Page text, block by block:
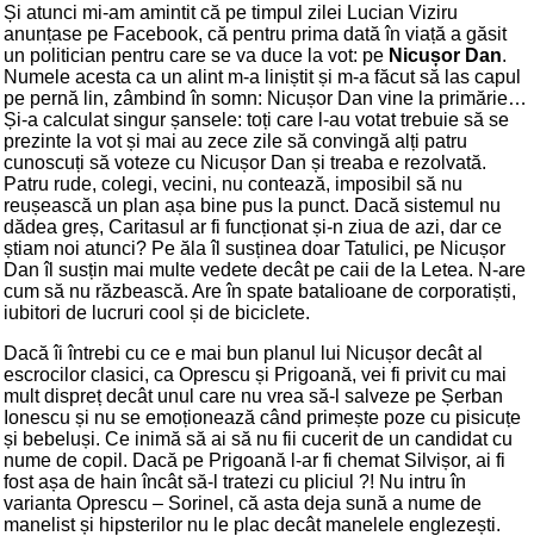
Și atunci mi-am amintit că pe timpul zilei Lucian Viziru
anunțase pe Facebook, că pentru prima dată în viață a găsit
un politician pentru care se va duce la vot: pe Nicușor Dan.
Numele acesta ca un alint m-a liniștit și m-a făcut să las capul
pe pernă lin, zâmbind în somn: Nicușor Dan vine la primărie…
Și-a calculat singur șansele: toți care l-au votat trebuie să se
prezinte la vot și mai au zece zile să convingă alți patru
cunoscuți să voteze cu Nicușor Dan și treaba e rezolvată.
Patru rude, colegi, vecini, nu contează, imposibil să nu
reușească un plan așa bine pus la punct. Dacă sistemul nu
dădea greș, Caritasul ar fi funcționat și-n ziua de azi, dar ce
știam noi atunci? Pe ăla îl susținea doar Tatulici, pe Nicușor
Dan îl susțin mai multe vedete decât pe caii de la Letea. N-are
cum să nu răzbească. Are în spate batalioane de corporatiști,
iubitori de lucruri cool și de biciclete.
Dacă îi întrebi cu ce e mai bun planul lui Nicușor decât al
escrocilor clasici, ca Oprescu și Prigoană, vei fi privit cu mai
mult dispreț decât unul care nu vrea să-l salveze pe Șerban
Ionescu și nu se emoționează când primește poze cu pisicuțe
și bebeluși. Ce inimă să ai să nu fii cucerit de un candidat cu
nume de copil. Dacă pe Prigoană l-ar fi chemat Silvișor, ai fi
fost așa de hain încât să-l tratezi cu pliciul ?! Nu intru în
varianta Oprescu – Sorinel, că asta deja sună a nume de
manelist și hipsterilor nu le plac decât manelele englezești.